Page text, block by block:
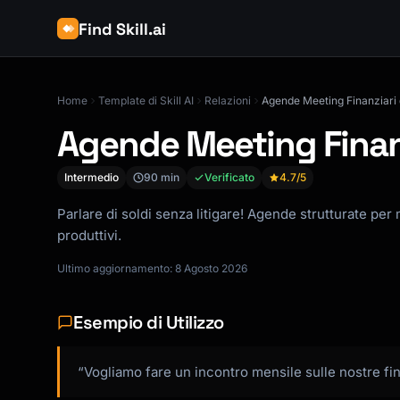
Find Skill.ai
Home Template di Skill AI Relazioni Agende Meeting Finanziari
Agende Meeting
Intermedio 90 min Verificato 4.7/5
Parlare di soldi senza litigare! Agende strutturate
produttivi.
Ultimo aggiornamento: 8 Agosto 2026
Esempio di Utilizzo
“Vogliamo fare un incontro mensile sulle nostre